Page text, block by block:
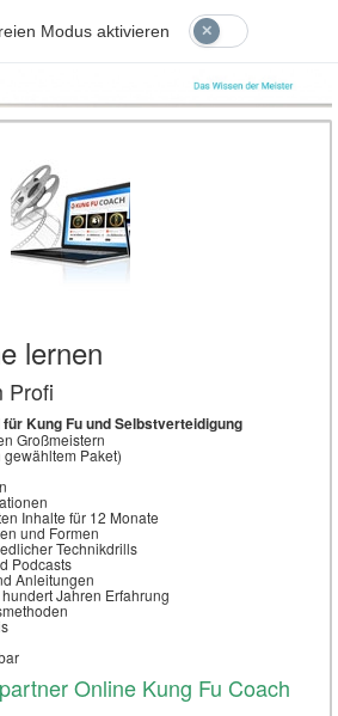
Modus aktivieren
lernen
Profi
Kung Fu und Selbstverteidigung
Großmeistern
Paket)
Inhalte für 12 Monate
und Formen
Technikdrills
Podcasts
Anleitungen
Jahren Erfahrung
Online Kung Fu Coach